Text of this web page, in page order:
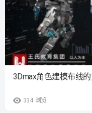
334 浏览
3Dmax角色建模布线的